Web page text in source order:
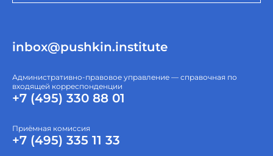
inbox@pushkin.institute
Административно-правовое управление — справочная по
входящей корреспонденции
+7 (495) 330 88 01
Приёмная комиссия
+7 (495) 335 11 33